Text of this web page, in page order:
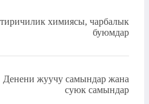
химиясы, чарбалык
буюмдар
Денени жуучу самындар жана
суюк самындар